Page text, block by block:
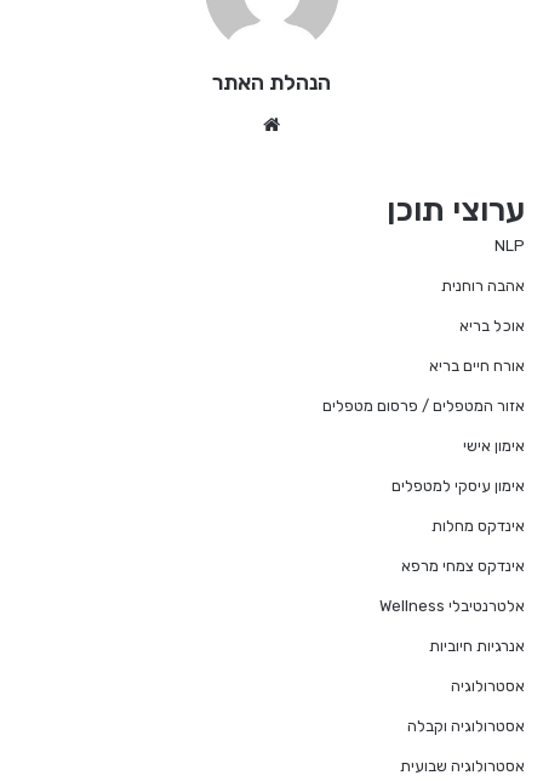
הנהלת האתר
ערוצי תוכן
NLP
אהבה רוחנית
אוכל בריא
אורח חיים בריא
אזור המטפלים / פרסום מטפלים
אימון אישי
אימון עיסקי למטפלים
אינדקס מחלות
אינדקס צמחי מרפא
אלטרנטיבלי Wellness
אנרגיות חיוביות
אסטרולוגיה
אסטרולוגיה וקבלה
אסטרולוגיה שבועית